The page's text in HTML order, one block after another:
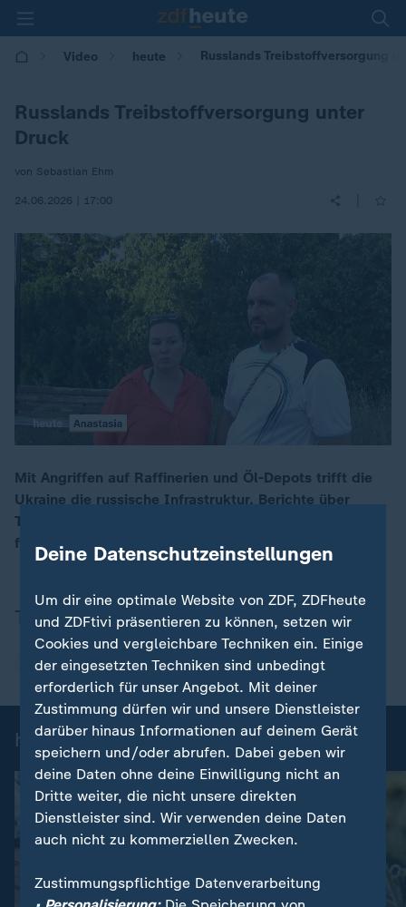
Video heute Russlands Treibstoffversorgung
Russlands Treibstoffversorgung unter
Druck
von Sebastian Ehm
24.06.2026 | 17:00
00:17
Mit Angriffen auf Raffinerien und Öl-Depots trifft die
Ukraine die russische Infrastruktur. Berichte über
Treibstoffmangel häufen sich, auf der Krim soll Benzin
für Zivilisten bereits knapp sein.
Thema
Ukraine
heute-Nachrichten: Einzelbeiträge
Deine Datenschutzeinstellungen
Um dir eine optimale Website von ZDF, ZDFheute
und ZDFtivi präsentieren zu können, setzen wir
Cookies und vergleichbare Techniken ein. Einige
der eingesetzten Techniken sind unbedingt
erforderlich für unser Angebot. Mit deiner
Zustimmung dürfen wir und unsere Dienstleister
darüber hinaus Informationen auf deinem Gerät
speichern und/oder abrufen. Dabei geben wir
deine Daten ohne deine Einwilligung nicht an
Dritte weiter, die nicht unsere direkten
Dienstleister sind. Wir verwenden deine Daten
auch nicht zu kommerziellen Zwecken.
Zustimmungspflichtige Datenverarbeitung